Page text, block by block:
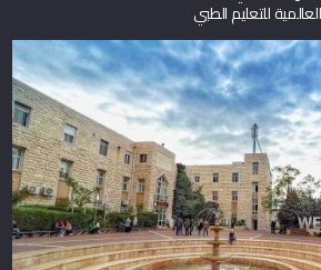
للتعليم الطبي